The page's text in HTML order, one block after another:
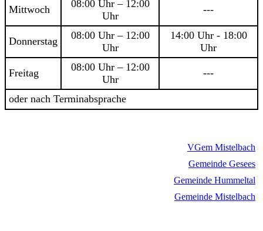
Mittwoch
08:00 Uhr – 12:00
Uhr
---
Donnerstag
08:00 Uhr – 12:00
Uhr
14:00 Uhr - 18:00
Uhr
Freitag
08:00 Uhr – 12:00
Uhr
---
oder nach Terminabsprache
VGem Mistelbach
Gemeinde Gesees
Gemeinde Hummeltal
Gemeinde Mistelbach